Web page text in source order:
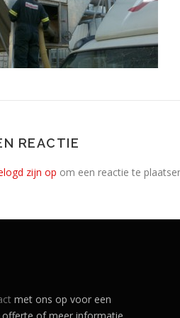
REACTIE
zijn op om een reactie te
met ons op voor een